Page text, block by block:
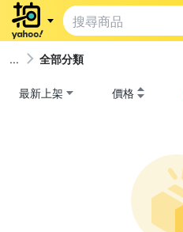
全部分類
最新上架 價格